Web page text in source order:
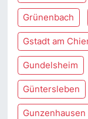
Grünenbach
Gstadt am
Gundelsheim
Güntersleben
Gunzenhausen